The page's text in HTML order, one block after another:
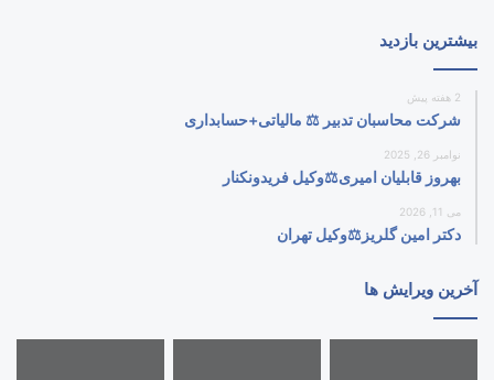
بیشترین بازدید
2 هفته پیش
شرکت محاسبان تدبیر ⚖️ مالیاتی+حسابداری
نوامبر 26, 2025
بهروز قابلیان امیری⚖️وکیل فریدونکنار
می 11, 2026
دکتر امین گلریز⚖️وکیل تهران
آخرین ویرایش ها